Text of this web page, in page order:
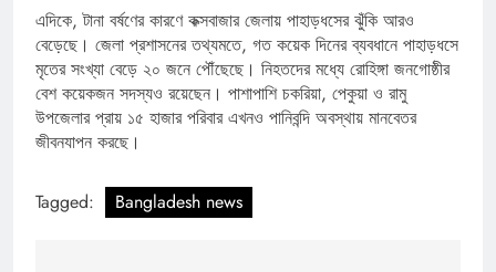
এদিকে, টানা বর্ষণের কারণে কক্সবাজার জেলায় পাহাড়ধসের ঝুঁকি আরও
বেড়েছে। জেলা প্রশাসনের তথ্যমতে, গত কয়েক দিনের ব্যবধানে পাহাড়ধসে
মৃতের সংখ্যা বেড়ে ২০ জনে পৌঁছেছে। নিহতদের মধ্যে রোহিঙ্গা জনগোষ্ঠীর
বেশ কয়েকজন সদস্যও রয়েছেন। পাশাপাশি চকরিয়া, পেকুয়া ও রামু
উপজেলার প্রায় ১৫ হাজার পরিবার এখনও পানিবন্দি অবস্থায় মানবেতর
জীবনযাপন করছে।
Tagged: Bangladesh news